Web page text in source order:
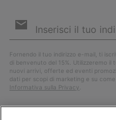
e-
Fornendo il tuo indirizzo e-mail, ti
di benvenuto del 15%. Utilizzeremo
nuovi arrivi, offerte ed eventi
dati per scopi di marketing e su
Informativa sulla Privacy